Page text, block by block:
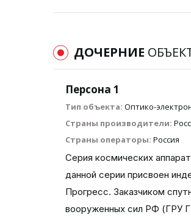
ДОЧЕРНИЕ
Персона 1
Тип объекта: Оптико-
Страны производители:
Страны операторы: Россия
Cерия космических
данной серии присвоен
Прогресс. Заказчиком
вооруженных сил РФ (ГРУ